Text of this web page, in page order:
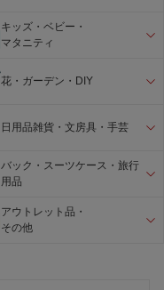
キッズ・ベビー・
マタニティ
花・ガーデン・DIY
日用品雑貨・文房具・手芸
バック・スーツケース・旅行
用品
アウトレット品・
その他